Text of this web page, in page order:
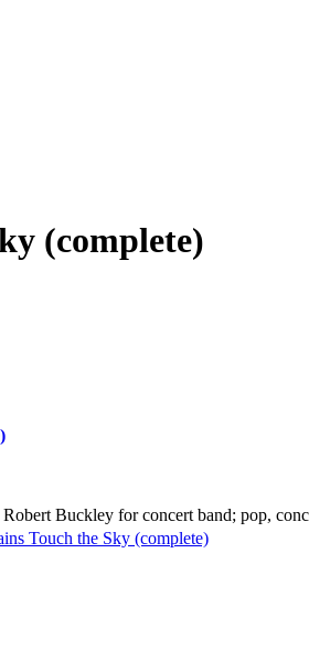
(complete)
Buckley for concert band; pop,
Touch the Sky (complete)